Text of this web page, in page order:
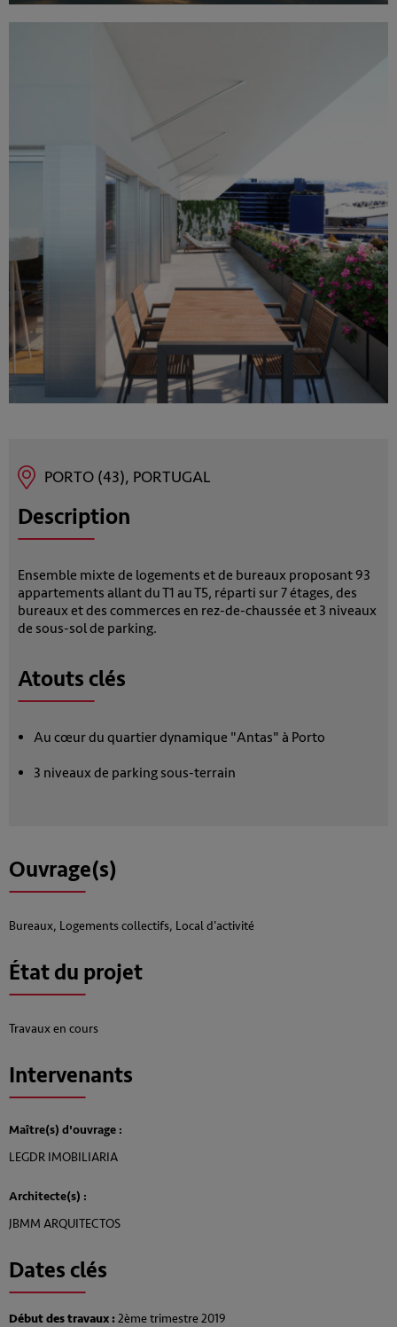
PORTO (43), PORTUGAL
Description
Ensemble mixte de logements et de bureaux proposant 93
appartements allant du T1 au T5, réparti sur 7 étages, des
bureaux et des commerces en rez-de-chaussée et 3 niveaux
de sous-sol de parking.
Atouts clés
Au cœur du quartier dynamique "Antas" à Porto
3 niveaux de parking sous-terrain
Ouvrage(s)
Bureaux, Logements collectifs, Local d'activité
État du projet
Travaux en cours
Intervenants
Maître(s) d'ouvrage :
LEGDR IMOBILIARIA
Architecte(s) :
JBMM ARQUITECTOS
Dates clés
Début des travaux :2ème trimestre 2019